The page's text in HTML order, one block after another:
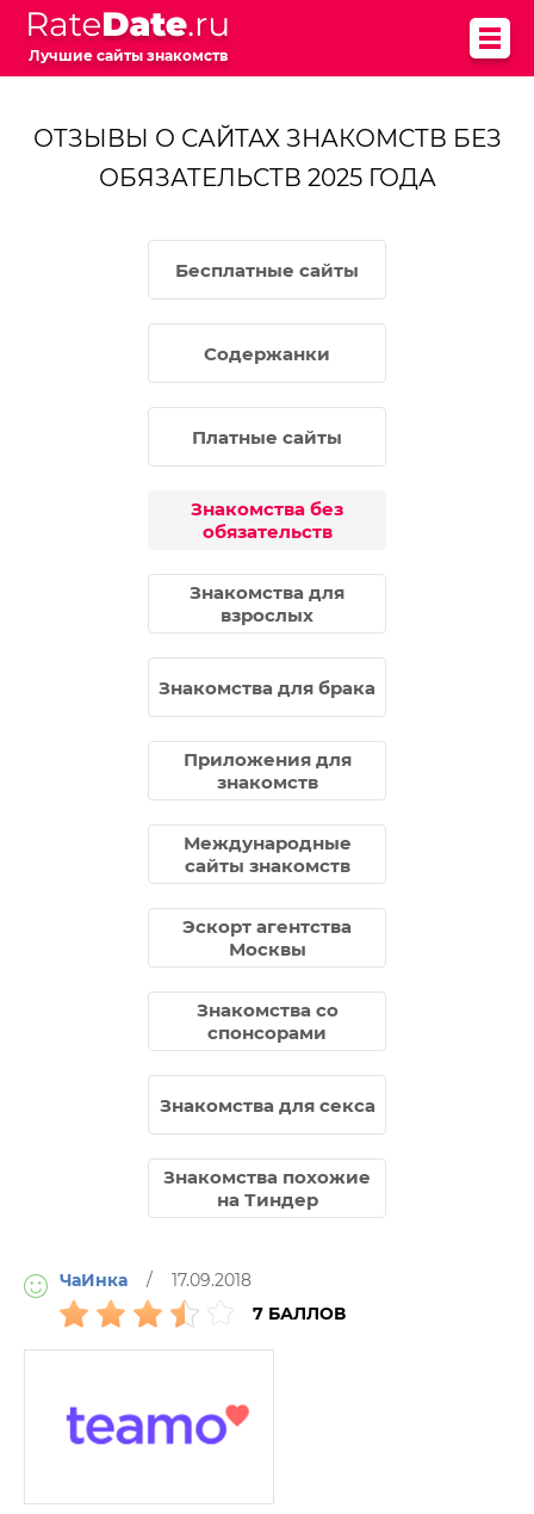
Лучшие сайты знакомств
ОТЗЫВЫ О САЙТАХ ЗНАКОМСТВ БЕЗ
ОБЯЗАТЕЛЬСТВ 2025 ГОДА
Бесплатные сайты
Содержанки
Платные сайты
Знакомства без
обязательств
Знакомства для
взрослых
Знакомства для брака
Приложения для
знакомств
Международные
сайты знакомств
Эскорт агентства
Москвы
Знакомства со
спонсорами
Знакомства для секса
Знакомства похожие
на Тиндер
ЧаИнка / 17.09.2018
7 БАЛЛОВ